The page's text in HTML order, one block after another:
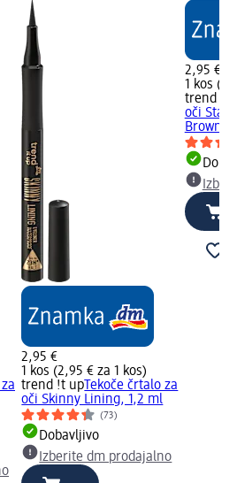
2,95 €
1 kos (2,95 € za 1 kos)
trend !t up Tekoče črtalo za
oči Skinny Lining, 1,2 ml
(73)
Dobavljivo
Izberite dm prodajalno
2,95 €
1 kos
trend !t
oči
Brown,